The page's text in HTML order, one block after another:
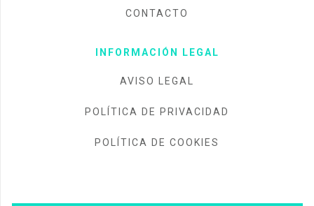
CONTACTO
INFORMACIÓN LEGAL
AVISO LEGAL
POLÍTICA DE PRIVACIDAD
POLÍTICA DE COOKIES